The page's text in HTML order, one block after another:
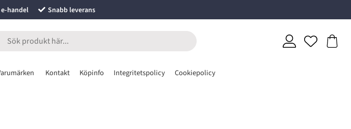
e-handel Snabb leverans
Kontakt Köpinfo Integritetspolicy Cookiepolicy